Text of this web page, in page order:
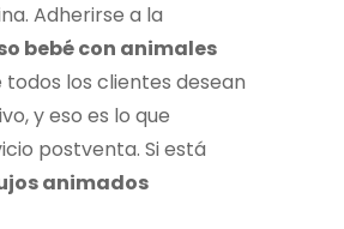
Adherirse a la
bebé con animales
los clientes desean
y eso es lo que
postventa. Si está
animados